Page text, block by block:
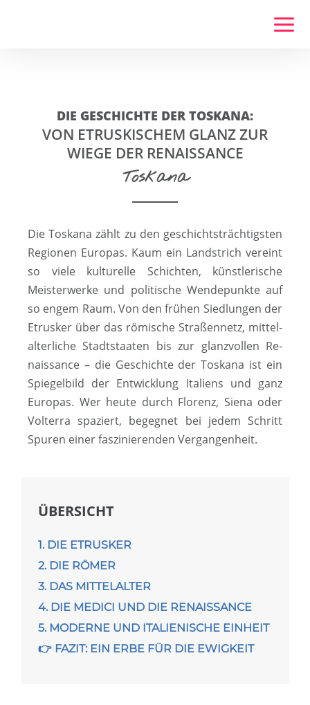
DIE GESCHICHTE DER TOSKANA:
VON ETRUSKISCHEM GLANZ ZUR
WIEGE DER RENAISSANCE
Toskana
Die Toskana zählt zu den geschichts­trächtigsten
Regionen Europas. Kaum ein Landstrich vereint
so viele kulturelle Schich­ten, künstlerische
Meister­werke und politische Wende­punkte auf
so engem Raum. Von den frühen Siedlungen der
Etrusker über das römische Stra­ßen­netz, mit­tel­
al­ter­li­che Stadtstaaten bis zur glanzvollen Re­
nais­sance – die Geschichte der Toskana ist ein
Spiegelbild der Ent­wickl­ung Italiens und ganz
Europas. Wer heute durch Florenz, Siena oder
Volterra spaziert, begegnet bei jedem Schritt
Spuren einer fas­­zi­­nier­­en­­den Ver­gang­en­heit.
ÜBERSICHT
1. DIE ETRUSKER
2. DIE RÖMER
3. DAS MITTELALTER
4. DIE MEDICI UND DIE RENAISSANCE
5. MODERNE UND ITALIENISCHE EINHEIT
👉 FAZIT: EIN ERBE FÜR DIE EWIGKEIT